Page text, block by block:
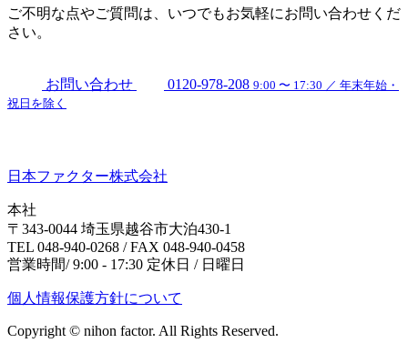
ご不明な点やご質問は、いつでもお気軽にお問い合わせくだ
さい。
お問い合わせ 0120-978-208 9:00 〜 17:30 ／ 年末年始・
祝日を除く
日本ファクター株式会社
本社
〒343-0044 埼玉県越谷市大泊430-1
TEL 048-940-0268 / FAX 048-940-0458
営業時間/ 9:00 - 17:30 定休日 / 日曜日
個人情報保護方針について
Copyright © nihon factor. All Rights Reserved.